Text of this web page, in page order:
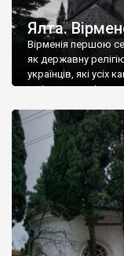
Ялта.
Вірменія першою
як державну
українців, які
є відданими